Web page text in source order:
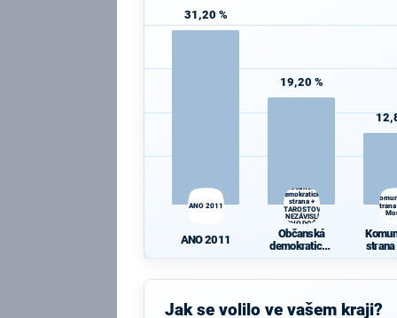
31,20 %
ANO 2011
ANO 2011
19,20 %
Občanská
demokratická
strana +
STAROSTOVÉ
A NEZÁVISLÍ a
VÝCHODOČEŠI
Občanská
demokratická
A NEZÁVISLÍ
VÝCHODOČE
strana
strana
Jak se volilo ve vašem kraji?